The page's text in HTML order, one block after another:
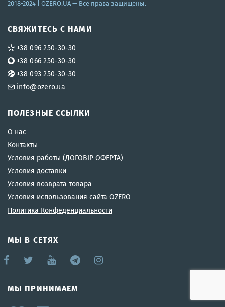
2018-2024 | OZERO.UA— Все права защищены.
СВЯЖИТЕСЬ С НАМИ
+38 096 250-30-30
+38 066 250-30-30
+38 093 250-30-30
info@ozero.ua
ПОЛЕЗНЫЕ ССЫЛКИ
О нас
Контакты
Условия работы (ДОГОВІР ОФЕРТА)
Условия доставки
Условия возврата товара
Условия использования сайта OZERO
Политика Конфеденциальности
МЫ В СЕТЯХ
МЫ ПРИНИМАЕМ